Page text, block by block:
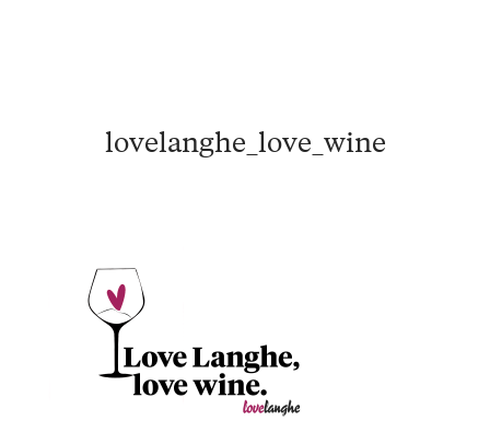
lovelanghe_love_wine